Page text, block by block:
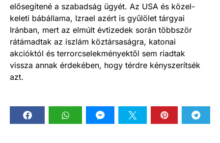
elősegítené a szabadság ügyét. Az USA és közel-
keleti bábállama, Izrael azért is gyűlölet tárgyai
Iránban, mert az elmúlt évtizedek során többször
rátámadtak az iszlám köztársaságra, katonai
akcióktól és terrorcselekményektől sem riadtak
vissza annak érdekében, hogy térdre kényszerítsék
azt.